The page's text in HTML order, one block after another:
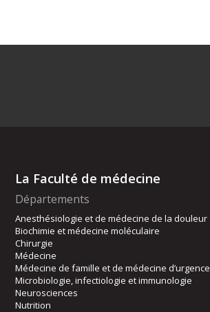
La Faculté de médecine
Départements
Anesthésiologie et de médecine de la douleur
Biochimie et médecine moléculaire
Chirurgie
Médecine
Médecine de famille et de médecine d’urgence
Microbiologie, infectiologie et immunologie
Neurosciences
Nutrition